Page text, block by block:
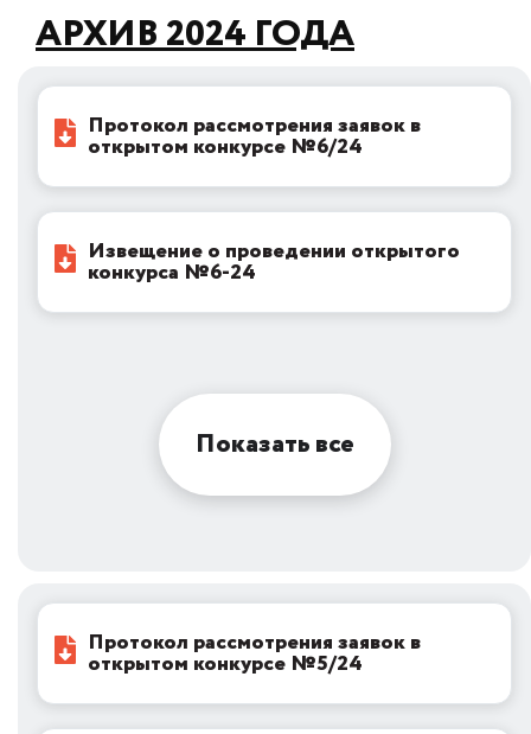
АРХИВ 2024 ГОДА
Протокол рассмотрения заявок в
открытом конкурсе №6/24
Извещение о проведении открытого
конкурса №6-24
Показать все
Протокол рассмотрения заявок в
открытом конкурсе №5/24